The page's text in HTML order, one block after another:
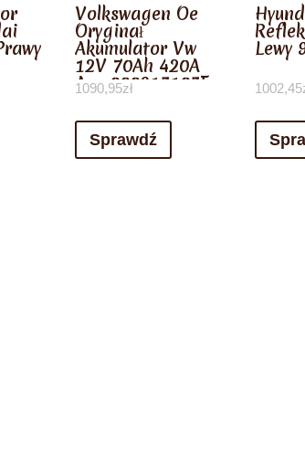
Volkswagen Oe
Oryginał
Akumulator Vw
12V 70Ah 420A
Aso 000915105Fc
1090,95zł
Sprawdź
Lewy
1002,45